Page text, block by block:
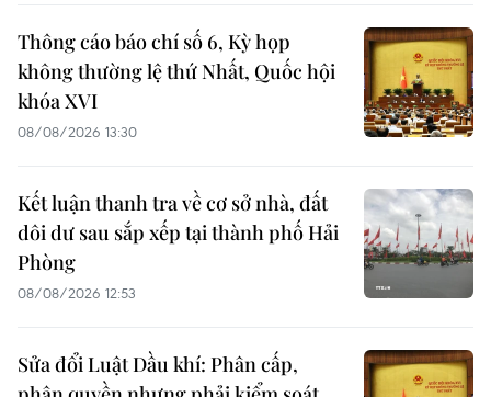
Thông cáo báo chí số 6, Kỳ họp
không thường lệ thứ Nhất, Quốc hội
khóa XVI
08/08/2026 13:30
Kết luận thanh tra về cơ sở nhà, đất
dôi dư sau sắp xếp tại thành phố Hải
Phòng
08/08/2026 12:53
Sửa đổi Luật Dầu khí: Phân cấp,